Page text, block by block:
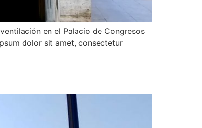
en el Palacio de Congresos
dolor sit amet, consectetur